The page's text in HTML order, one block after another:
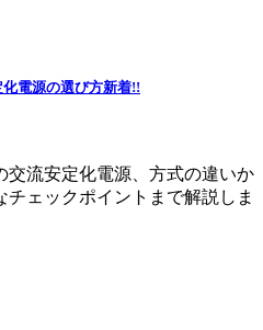
電源の選び方新着!!
交流安定化電源、方式の違いか
ェックポイントまで解説しま